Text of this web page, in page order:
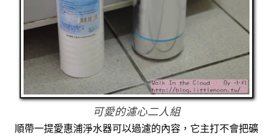
可愛的濾心二人組
順帶一提愛惠浦淨水器可以過濾的內容，它主打不會把礦